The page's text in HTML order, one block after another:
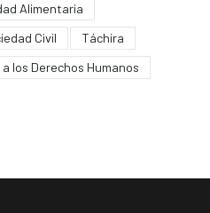
Alimentaria
Civil
Táchira
los Derechos Humanos